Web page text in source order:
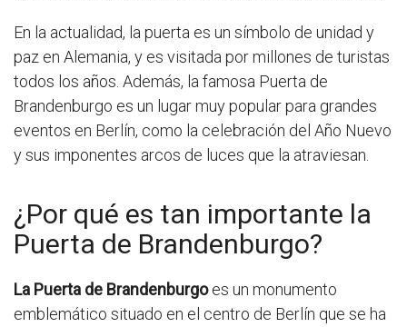
En la actualidad, la puerta es un símbolo de unidad y
paz en Alemania, y es visitada por millones de turistas
todos los años. Además, la famosa Puerta de
Brandenburgo es un lugar muy popular para grandes
eventos en Berlín, como la celebración del Año Nuevo
y sus imponentes arcos de luces que la atraviesan.
¿Por qué es tan importante la
Puerta de Brandenburgo?
La Puerta de Brandenburgoes un monumento
emblemático situado en el centro de Berlín que se ha